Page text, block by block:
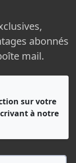
abonnés
mail.
sur votre
à notre